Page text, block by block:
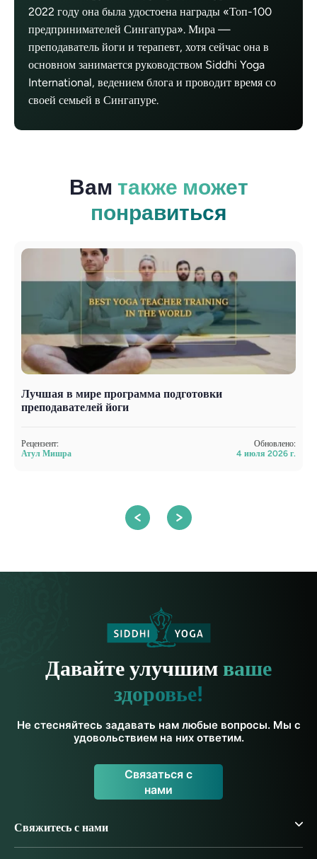
2022 году она была удостоена награды «Топ-100
предпринимателей Сингапура». Мира —
преподаватель йоги и терапевт, хотя сейчас она в
основном занимается руководством Siddhi Yoga
International, ведением блога и проводит время со
своей семьей в Сингапуре.
Вам также может
понравиться
Лучшая в мире программа подготовки
преподавателей йоги
Рецензент:
Атул Мишра
Обновлено:
4 июля 2026 г.
Давайте улучшимваше
здоровье!
Не стесняйтесь задавать нам любые вопросы. Мы с
удовольствием на них ответим.
Связаться с
нами
Свяжитесь с нами